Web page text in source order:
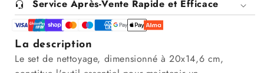
Service Après-Vente Rapide et Efficace
La description
Le set de nettoyage, dimensionné à 20x14,6 cm,